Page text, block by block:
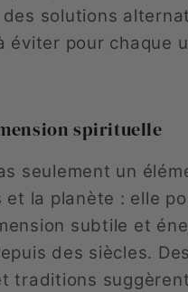
solutions
éviter pour chaque
spirituelle
seulement un
et la planète : elle
subtile et
des siècles. Des
traditions